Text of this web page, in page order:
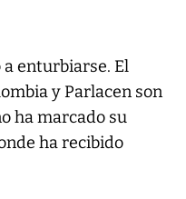
enturbiarse. El
y Parlacen son
ha marcado su
ha recibido